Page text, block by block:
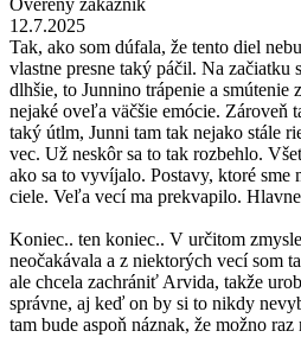
Overený zákazník
12.7.2025
Tak, ako som dúfala, že tento diel
vlastne presne taký páčil. Na začiatku
dlhšie, to Junnino trápenie a smútenie
nejaké oveľa väčšie emócie. Zároveň
taký útlm, Junni tam tak nejako stále
vec. Už neskôr sa to tak rozbehlo.
ako sa to vyvíjalo. Postavy, ktoré
ciele. Veľa vecí ma prekvapilo.
Koniec.. ten koniec.. V určitom
neočakávala a z niektorých vecí som
ale chcela zachrániť Arvida, takže
správne, aj keď on by si to nikdy
tam bude aspoň náznak, že možno raz